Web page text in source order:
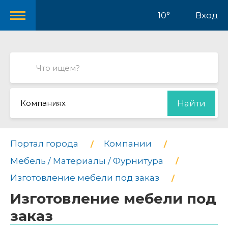
10° Вход
Компаниях Найти
Портал города
Компании
Мебель / Материалы / Фурнитура
Изготовление мебели под заказ
Изготовление мебели под
заказ